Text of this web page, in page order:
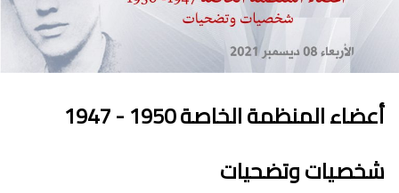
أعضاء المنظمة الخاصة 1950 - 1947
شخصيات وتضحيات